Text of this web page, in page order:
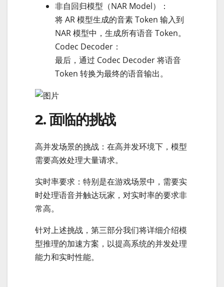
非自回归模型（NAR Model）：
将 AR 模型生成的音素 Token 输入到
NAR 模型中，生成所有语音 Token。
Codec Decoder：
最后，通过 Codec Decoder 将语音
Token 转换为最终的语音输出。
2. 面临的挑战
高并发场景的挑战：在高并发环境下，模型
需要高效处理大量请求。
实时率要求：特别是在游戏场景中，需要实
时处理语音并触达玩家，对实时率的要求非
常高。
针对上述挑战，第三部分我们将详细介绍模
型推理的加速方案，以提高系统的并发处理
能力和实时性能。